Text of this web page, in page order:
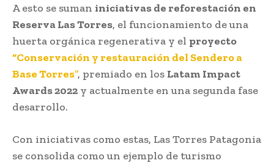
A esto se suman iniciativas de reforestación en
Reserva Las Torres, el funcionamiento de una
huerta orgánica regenerativa y el proyecto
“Conservación y restauración del Sendero a
Base Torres”, premiado en los Latam Impact
Awards 2022 y actualmente en una segunda fase
desarrollo.
Con iniciativas como estas, Las Torres Patagonia
se consolida como un ejemplo de turismo